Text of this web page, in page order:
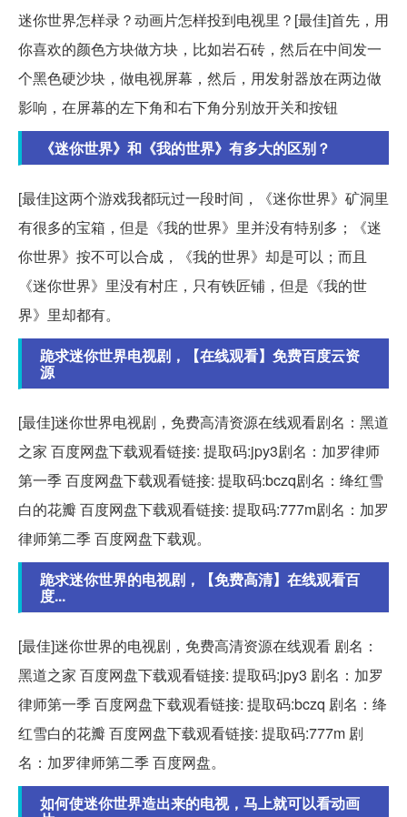
迷你世界怎样录？动画片怎样投到电视里？[最佳]首先，用
你喜欢的颜色方块做方块，比如岩石砖，然后在中间发一
个黑色硬沙块，做电视屏幕，然后，用发射器放在两边做
影响，在屏幕的左下角和右下角分别放开关和按钮
《迷你世界》和《我的世界》有多大的区别？
[最佳]这两个游戏我都玩过一段时间，《迷你世界》矿洞里
有很多的宝箱，但是《我的世界》里并没有特别多；《迷
你世界》按不可以合成，《我的世界》却是可以；而且
《迷你世界》里没有村庄，只有铁匠铺，但是《我的世
界》里却都有。
跪求迷你世界电视剧，【在线观看】免费百度云资
源
[最佳]迷你世界电视剧，免费高清资源在线观看剧名：黑道
之家 百度网盘下载观看链接: 提取码:jpy3剧名：加罗律师
第一季 百度网盘下载观看链接: 提取码:bczq剧名：绛红雪
白的花瓣 百度网盘下载观看链接: 提取码:777m剧名：加罗
律师第二季 百度网盘下载观。
跪求迷你世界的电视剧，【免费高清】在线观看百
度...
[最佳]迷你世界的电视剧，免费高清资源在线观看 剧名：
黑道之家 百度网盘下载观看链接: 提取码:jpy3 剧名：加罗
律师第一季 百度网盘下载观看链接: 提取码:bczq 剧名：绛
红雪白的花瓣 百度网盘下载观看链接: 提取码:777m 剧
名：加罗律师第二季 百度网盘。
如何使迷你世界造出来的电视，马上就可以看动画